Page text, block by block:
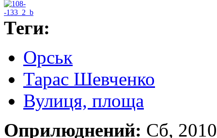
Теги:
Орськ
Тарас Шевченко
Вулиця, площа
Оприлюднений: Сб,